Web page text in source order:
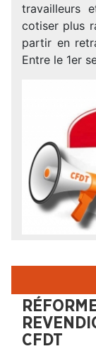
travailleurs
cotiser plus
partir en
Entre le 1er
CFDT